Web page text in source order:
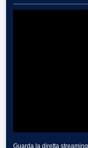
Guarda la diretta streaming